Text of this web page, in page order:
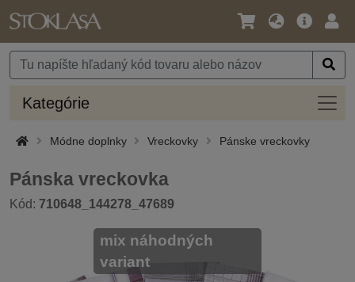
Jazyk
Mena
Hlavná
Kategórie
Módne doplnky Vreckovky Pánske vreckovky
Pánska vreckovka
Kód: 710648_144278_47689
mix náhodných
variant